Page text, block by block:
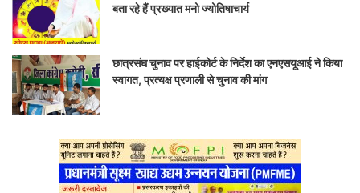
बता रहे हैं प्रख्यात मनो ज्योतिषाचार्य
छात्रसंघ चुनाव पर हाईकोर्ट के निर्देश का एनएसयूआई ने किया
स्वागत, प्रत्यक्ष प्रणाली से चुनाव की मांग